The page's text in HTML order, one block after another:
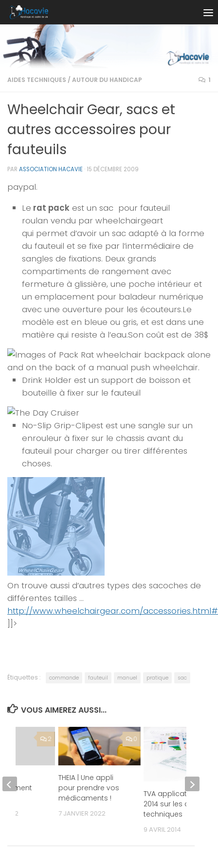
Au dessous du contenu
AIDES TECHNIQUES / AUTOUR DU HANDICAP 1
Wheelchair Gear, sacs et
autres accessoires pour
fauteuils
PAR ASSOCIATION HACAVIE · 15 DÉCEMBRE 2009
paypal.
Le rat pack est un sac pour fauteuil
roulan vendu par wheelchairgeart
qui permet d’avoir un sac adapté à la forme
du fauteuil et se fixe par l’intermédiaire de
sangles de fixations. Deux grands
compartiments de rangement avec
fermeture à glissière, une poche intérieur et
un emplacement pour baladeur numérique
avec une ouverture pour les écouteurs.Le
modèle est en bleue ou gris, et est dans une
matière qui resiste à l’eau.Son coût est de 38$
Drink Holder est un support de boisson et
bouteille à fixer sur le fauteuil
No-Slip Grip-Clipest est une sangle sur un
enrouleur à fixer sur le chassis avant du
fauteuil pour charger ou tirer différentes
choses.
On trouve aussi d’autres types des sacoches de
différentes tailles …
http://www.wheelchairgear.com/
]]>
Étiquettes : commande fauteuil manuel pratique sac
VOUS AIMEREZ AUSSI...
0
THEIA | Une appli
pour prendre vos
médicaments !
7 JANVIER 2022
TVA application en
2014 sur les aides
techniques
9 AVRIL 2014
2
2012